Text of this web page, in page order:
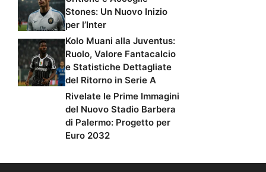
Stones: Un Nuovo Inizio
per l’Inter
Kolo Muani alla Juventus:
Ruolo, Valore Fantacalcio
e Statistiche Dettagliate
del Ritorno in Serie A
Rivelate le Prime Immagini
del Nuovo Stadio Barbera
di Palermo: Progetto per
Euro 2032